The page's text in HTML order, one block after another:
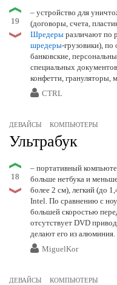
19
– устройство для
(договоры, счета,
Шредеры различают по
шредеры-грузовики),
банковские,
специальных
конфетти, грануляторы,
CTRL
ДЕВАЙСЫ КОМПЬЮТЕРЫ
Ультрабук
18
– портативный
больше нетбука и
более 2 см), легкий (до
Intel. По сравнению с
большей скоростью
отсутствует DVD
делают его из алюминия.
MiguelKor
ДЕВАЙСЫ КОМПЬЮТЕРЫ